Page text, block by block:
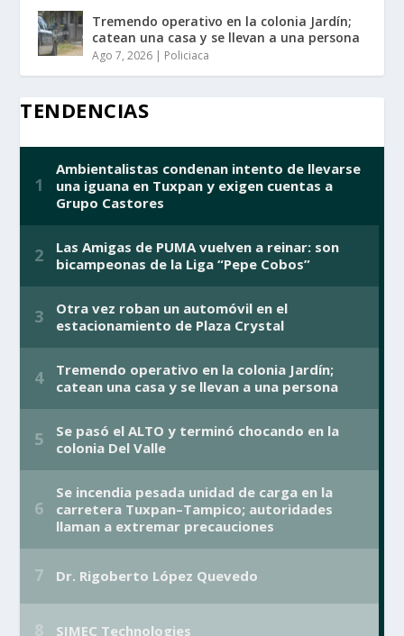
Tremendo operativo en la colonia Jardín;
catean una casa y se llevan a una persona
Ago 7, 2026 Policiaca
TENDENCIAS